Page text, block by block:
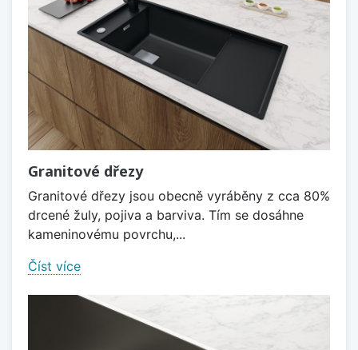
Granitové dřezy
Granitové dřezy jsou obecně vyráběny z cca 80%
drcené žuly, pojiva a barviva. Tím se dosáhne
kameninovému povrchu,...
Číst více